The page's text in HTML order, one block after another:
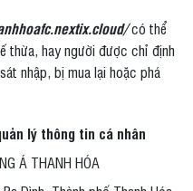
có thể
thừa, hay người được chỉ định
nhập, bị mua lại hoặc phá
lý thông tin cá nhân
Á THANH HÓA